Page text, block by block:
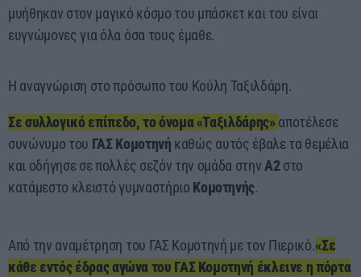
μυήθηκαν στον μαγικό κόσμο του μπάσκετ και του είναι
ευγνώμονες για όλα όσα τους έμαθε.
Η αναγνώριση στο πρόσωπο του Κούλη Ταξιλδάρη.
Σε συλλογικό επίπεδο, το όνομα «Ταξιλδάρης» αποτέλεσε
συνώνυμο του ΓΑΣ Κομοτηνή καθώς αυτός έβαλε τα θεμέλια
και οδήγησε σε πολλές σεζόν την ομάδα στηνΑ2στο
κατάμεστο κλειστό γυμναστήριο Κομοτηνής.
Από την αναμέτρηση του ΓΑΣ Κομοτηνή με τον Πιερικό.«Σε
κάθε εντός έδρας αγώνα του ΓΑΣ Κομοτηνή έκλεινε η πόρτα